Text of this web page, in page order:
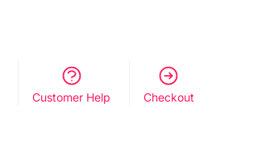
Customer Help Checkout